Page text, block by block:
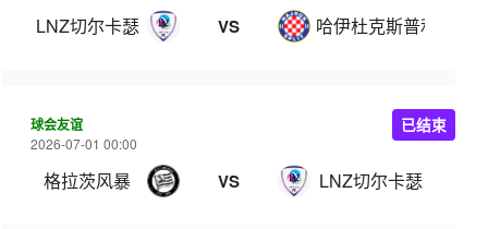
LNZ切尔卡瑟 VS 哈伊杜克斯普利特
球会友谊
2026-07-01 00:00
格拉茨风暴 VS LNZ切尔卡瑟
已结束